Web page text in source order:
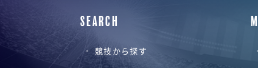
SEARCH
競技から探す